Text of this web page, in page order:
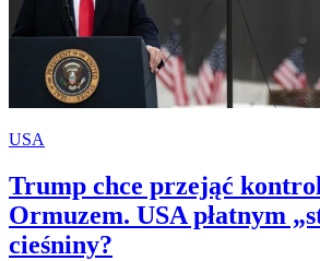
USA
Trump chce przejąć
Ormuzem. USA płatnym
cieśniny?